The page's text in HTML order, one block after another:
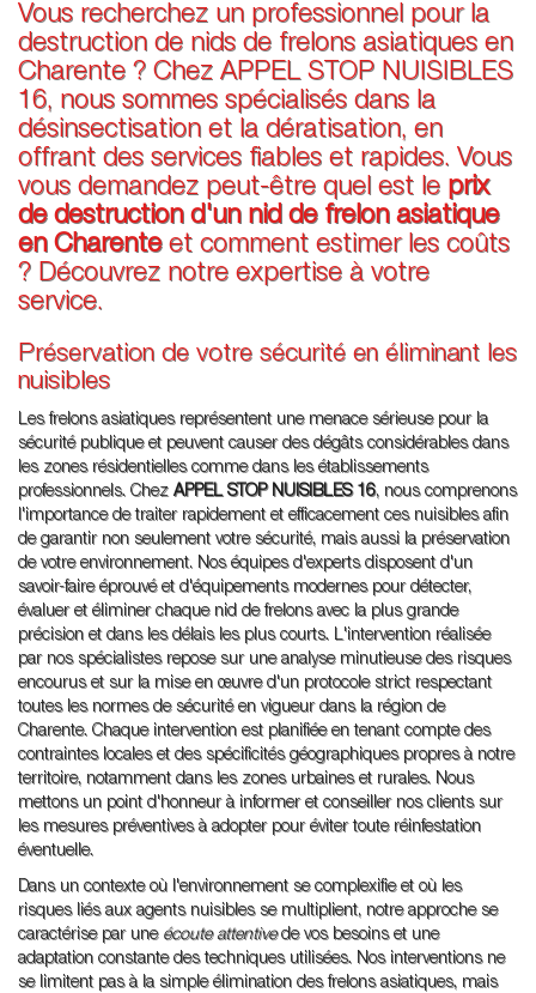
Vous recherchez un professionnel pour la
destruction de nids de frelons asiatiques en
Charente ? Chez APPEL STOP NUISIBLES
16, nous sommes spécialisés dans la
désinsectisation et la dératisation, en
offrant des services fiables et rapides. Vous
vous demandez peut-être quel est le prix
de destruction d'un nid de frelon asiatique
en Charenteet comment estimer les coûts
? Découvrez notre expertise à votre
service.
Préservation de votre sécurité en éliminant les
nuisibles
Les frelons asiatiques représentent une menace sérieuse pour la
sécurité publique et peuvent causer des dégâts considérables dans
les zones résidentielles comme dans les établissements
professionnels. Chez APPEL STOP NUISIBLES 16, nous comprenons
l'importance de traiter rapidement et efficacement ces nuisibles afin
de garantir non seulement votre sécurité, mais aussi la préservation
de votre environnement. Nos équipes d'experts disposent d'un
savoir-faire éprouvé et d'équipements modernes pour détecter,
évaluer et éliminer chaque nid de frelons avec la plus grande
précision et dans les délais les plus courts. L'intervention réalisée
par nos spécialistes repose sur une analyse minutieuse des risques
encourus et sur la mise en œuvre d'un protocole strict respectant
toutes les normes de sécurité en vigueur dans la région de
Charente. Chaque intervention est planifiée en tenant compte des
contraintes locales et des spécificités géographiques propres à notre
territoire, notamment dans les zones urbaines et rurales. Nous
mettons un point d'honneur à informer et conseiller nos clients sur
les mesures préventives à adopter pour éviter toute réinfestation
éventuelle.
Dans un contexte où l'environnement se complexifie et où les
risques liés aux agents nuisibles se multiplient, notre approche se
caractérise par une écoute attentivede vos besoins et une
adaptation constante des techniques utilisées. Nos interventions ne
se limitent pas à la simple élimination des frelons asiatiques, mais